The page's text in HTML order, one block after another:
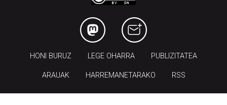
HONI BURUZ LEGE OHARRA PUBLIZITATEA
ARAUAK HARREMANETARAKO RSS